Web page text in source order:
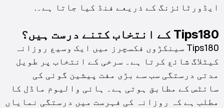
ایڈورٹائزنگ کے ذریعے فنڈ کیا جاتا ہے۔.
Tips180 کے انتخاب کتنے درست ہیں؟
Tips180 سینکڑوں فکسچرز میں ایک وسیع روزانہ
کیٹلاگ شائع کرتا ہے۔ سرخی کے انتخاب پر طویل
مدتی درستگی سب سے بڑی مفت پیشین گوئی کی
سائٹس کے مطابق ہوتی ہے۔ ہائی والیوم ماڈل کا
مطلب ہے کہ روزانہ کی فہرست میں درستگی نمایاں